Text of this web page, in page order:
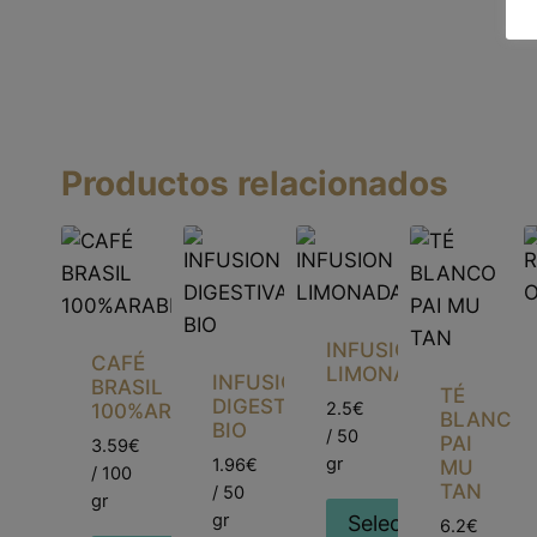
Productos relacionados
CAFÉ
BRASIL
100%ARABICA
3.59€
/ 100
gr
INFUSION
DIGESTIVA
BIO
1.96€
/ 50
gr
INFUSION
LIMONADA
2.5€
/ 50
gr
Seleccionar
TÉ
BLANCO
PAI
MU
TAN
6.2€